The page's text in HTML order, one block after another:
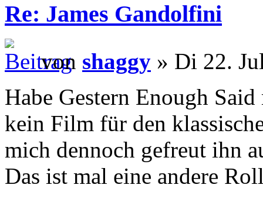
Re: James Gandolfini
von shaggy » Di 22.
Habe Gestern Enough
kein Film für den
mich dennoch gefreut ihn
Das ist mal eine andere